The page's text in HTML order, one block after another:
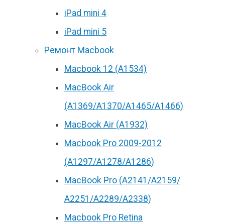
iPad mini 4
iPad mini 5
Ремонт Macbook
Macbook 12 (А1534)
MacBook Air
(A1369/A1370/A1465/A1466)
MacBook Air (A1932)
Macbook Pro 2009-2012
(A1297/A1278/A1286)
MacBook Pro (А2141/А2159/
А2251/A2289/A2338)
Macbook Pro Retina